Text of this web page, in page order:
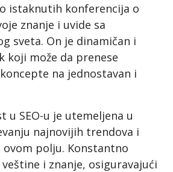
istaknutih konferencija o
znanje i uvide sa
sveta. On je dinamičan i
koji može da prenese
na jednostavan i
u SEO-u je utemeljena u
najnovijih trendova i
polju. Konstantno
i znanje, osiguravajući